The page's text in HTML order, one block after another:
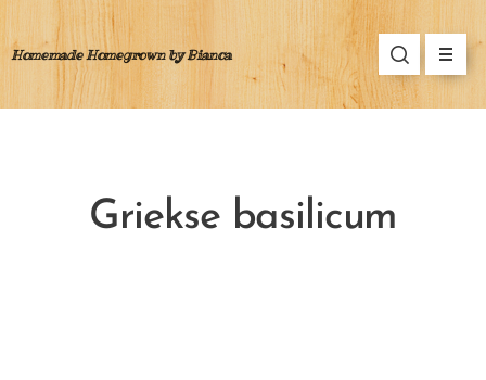
Homemade Homegrown by Bianca
Griekse basilicum